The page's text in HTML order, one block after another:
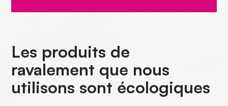
Les produits de
ravalement que nous
utilisons sont écologiques